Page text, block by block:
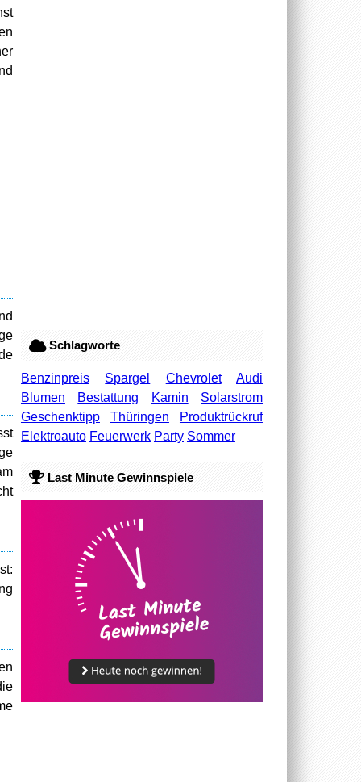
Schlagworte
Benzinpreis Spargel Chevrolet
Audi
Blumen
Bestattung Kamin
Solarstrom
Geschenktipp
Thüringen
Produktrückruf
Elektroauto Feuerwerk Party Sommer
Last Minute Gewinnspiele